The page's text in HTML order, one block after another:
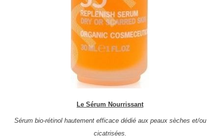
Le Sérum Nourrissant
Sérum bio-rétinol hautement efficace dédié aux peaux sèches et/ou
cicatrisées.